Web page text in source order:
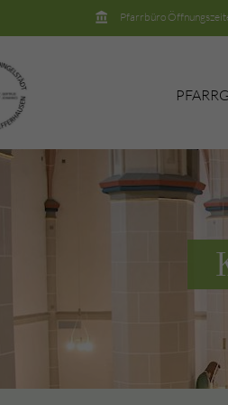
insert_account_balance Pfarrbüro
Suchbegriffe